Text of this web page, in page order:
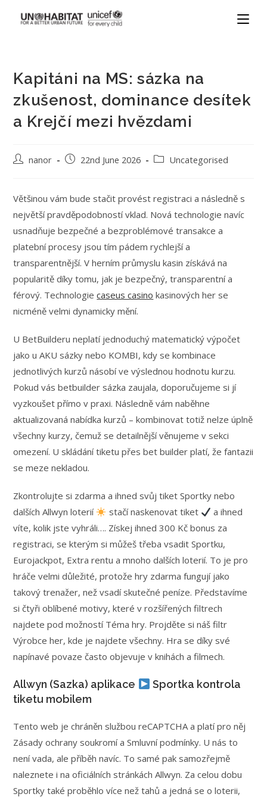
Kapitáni na MS: sázka na
zkušenost, dominance desítek
a Krejčí mezi hvězdami
nanor 22nd June 2026 Uncategorised
Většinou vám bude stačit provést registraci a následně s
největší pravděpodobností vklad. Nová technologie navíc
usnadňuje bezpečné a bezproblémové transakce a
platební procesy jsou tím pádem rychlejší a
transparentnější. V herním průmyslu kasin získává na
popularitě díky tomu, jak je bezpečný, transparentní a
férový. Technologiecaseus casino kasinových her se
nicméně velmi dynamicky mění.
U BetBuilderu neplatí jednoduchý matematický výpočet
jako u AKU sázky nebo KOMBI, kdy se kombinace
jednotlivých kurzů násobí ve výslednou hodnotu kurzu.
Pokud vás betbuilder sázka zaujala, doporučujeme si jí
vyzkoušet přímo v praxi. Následně vám naběhne
aktualizovaná nabídka kurzů – kombinovat totiž nelze úplně
všechny kurzy, čemuž se detailnější věnujeme v sekci
omezení. U skládání tiketu přes bet builder platí, že fantazii
se meze nekladou.
Zkontrolujte si zdarma a ihned svůj tiket Sportky nebo
dalších Allwyn loterií
stačí naskenovat tiket
a ihned
víte, kolik jste vyhráli…. Získej ihned 300 Kč bonus za
registraci, se kterým si můžeš třeba vsadit Sportku,
Eurojackpot, Extra rentu a mnoho dalších loterií. To je pro
hráče velmi důležité, protože hry zdarma fungují jako
takový trenažer, než vsadí skutečné peníze. Představíme
si čtyři oblíbené motivy, které v rozšířených filtrech
najdete pod možností Téma hry. Projděte si náš filtr
Výrobce her, kde je najdete všechny. Hra se díky své
napínavé povaze často objevuje v knihách a filmech.
Allwyn (Sazka) aplikace
Sportka kontrola
tiketu mobilem
Tento web je chráněn službou reCAPTCHA a platí pro něj
Zásady ochrany soukromí a Smluvní podmínky. U nás to
není vada, ale příběh navíc. To samé pak samozřejmě
naleznete i na oficiálních stránkách Allwyn. Za celou dobu
Sportky také proběhlo více než tahů a jedná se o loterii,